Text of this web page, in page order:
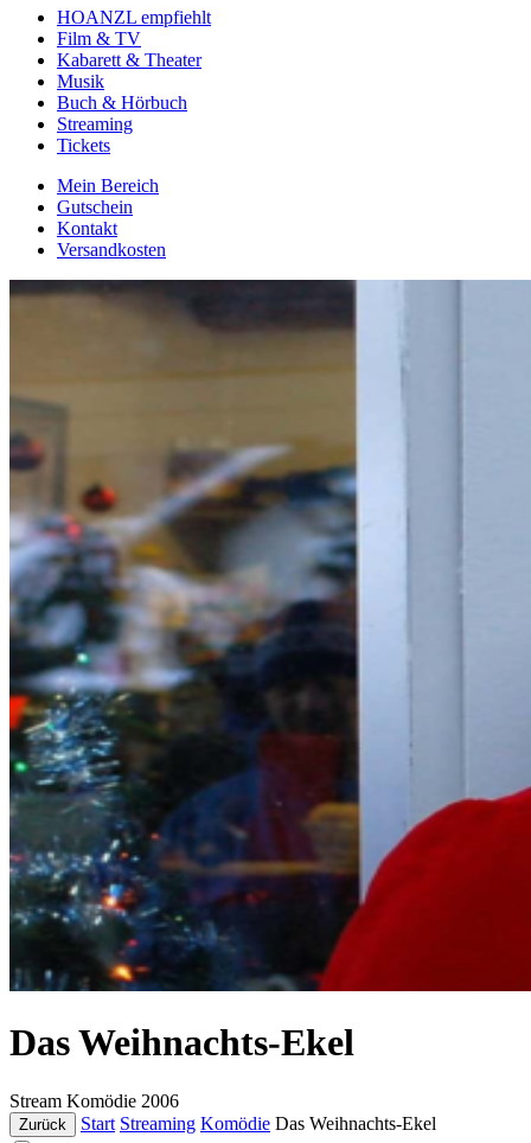
HOANZL empfiehlt
Film & TV
Kabarett & Theater
Musik
Buch & Hörbuch
Streaming
Tickets
Mein Bereich
Gutschein
Kontakt
Versandkosten
Das Weihnachts-Ekel
Stream Komödie 2006
Zurück Start Streaming Komödie Das Weihnachts-Ekel